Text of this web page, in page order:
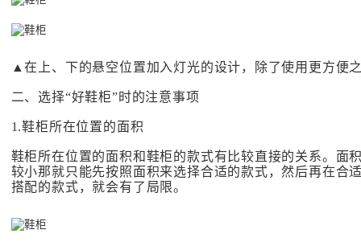
▲在上、下的悬空位置加入灯光的设计，除了使用更方便
二、选择“好鞋柜”时的注意事项
1.鞋柜所在位置的面积
鞋柜所在位置的面积和鞋柜的款式有比较直接的关系。面
较小那就只能先按照面积来选择合适的款式，然后再在合
搭配的款式，就会有了局限。